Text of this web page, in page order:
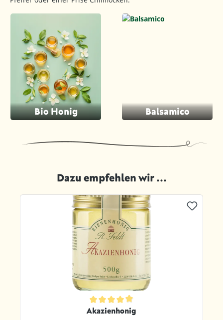
Bio Honig Balsamico
Dazu empfehlen wir ...
Produktgalerie überspringen
Durchschnittliche Bewertung von 4.8 von 5 Sternen
Akazienhonig